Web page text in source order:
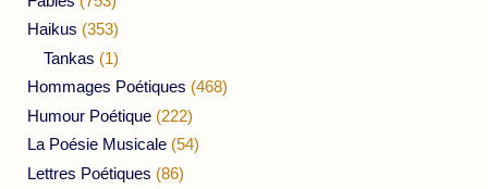
Haikus (353)
Tankas (1)
Hommages Poétiques (468)
Humour Poétique (222)
La Poésie Musicale (54)
Lettres Poétiques (86)